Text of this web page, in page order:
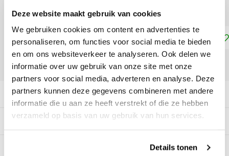
Deze website maakt gebruik van cookies
We gebruiken cookies om content en advertenties te
personaliseren, om functies voor social media te bieden
en om ons websiteverkeer te analyseren. Ook delen we
informatie over uw gebruik van onze site met onze
partners voor social media, adverteren en analyse. Deze
partners kunnen deze gegevens combineren met andere
informatie die u aan ze heeft verstrekt of die ze hebben
verzameld op basis van uw gebruik van hun services.
Details tonen
100 % katoen naalddikte: 2,5 - 3,0 mm Lees meer
Toevoegen aan winkelwagen
DELEN:
Productomschrijving
Gerelateerde producten